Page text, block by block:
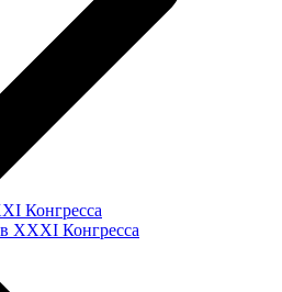
Конгресса
XXXI Конгресса